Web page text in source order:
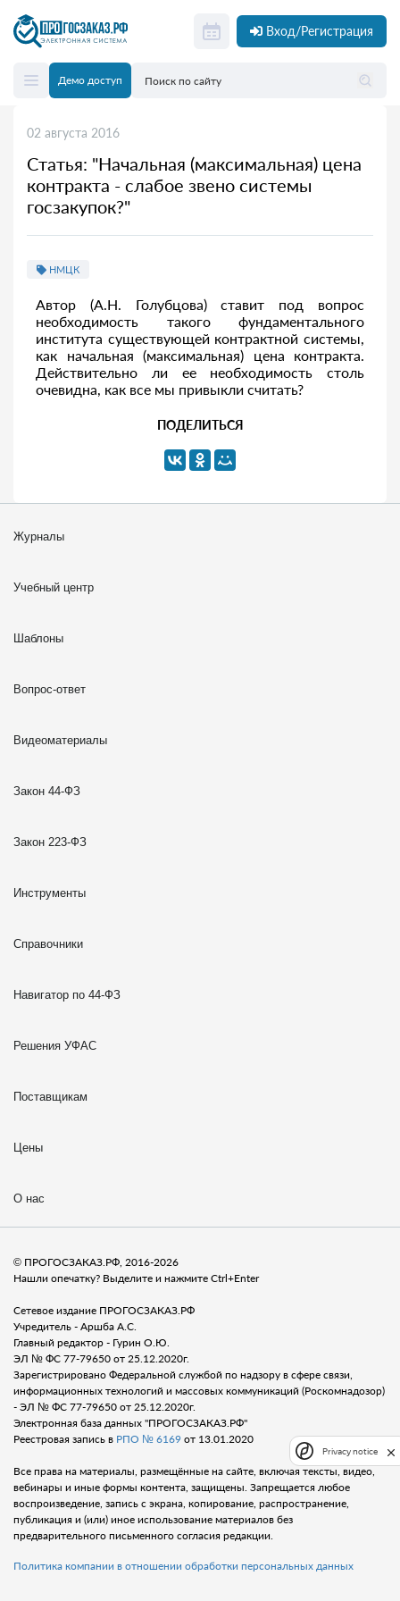
Вход/Регистрация
Демо доступ
02 августа 2016
Статья: "Начальная (максимальная) цена
контракта - слабое звено системы
госзакупок?"
НМЦК
Автор (А.Н. Голубцова) ставит под вопрос
необходимость такого фундаментального
института существующей контрактной системы,
как начальная (максимальная) цена контракта.
Действительно ли ее необходимость столь
очевидна, как все мы привыкли считать?
ПОДЕЛИТЬСЯ
Журналы
Учебный центр
Шаблоны
Вопрос-ответ
Видеоматериалы
Закон 44-ФЗ
Закон 223-ФЗ
Инструменты
Справочники
Навигатор по 44-ФЗ
Решения УФАС
Поставщикам
Цены
О нас
© ПРОГОСЗАКАЗ.РФ, 2016-2026
Нашли опечатку? Выделите и нажмите Ctrl+Enter
Сетевое издание ПРОГОСЗАКАЗ.РФ
Учредитель - Аршба А.С.
Главный редактор - Гурин О.Ю.
ЭЛ № ФС 77-79650 от 25.12.2020г.
Зарегистрировано Федеральной службой по надзору в сфере связи,
информационных технологий и массовых коммуникаций (Роскомнадозор)
- ЭЛ № ФС 77-79650 от 25.12.2020г.
Электронная база данных "ПРОГОСЗАКАЗ.РФ"
Реестровая запись в РПО № 6169 от 13.01.2020
Все права на материалы, размещённые на сайте, включая тексты, видео,
вебинары и иные формы контента, защищены. Запрещается любое
воспроизведение, запись с экрана, копирование, распространение,
публикация и (или) иное использование материалов без
предварительного письменного согласия редакции.
Политика компании в отношении обработки персональных данных
Privacy notice